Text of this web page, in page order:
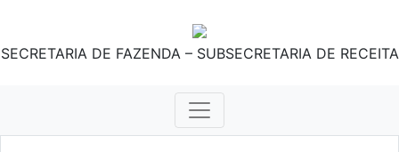
SECRETARIA DE FAZENDA – SUBSECRETARIA DE RECEITA